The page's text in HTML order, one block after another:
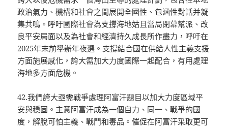
政治氣力、機構和社會之間展開全國性、包涵性對話并凝
集共鳴。呼吁國際社會為支撐海地姑且當局閉幕幫派、改
良平安局面以及為社會和經濟持久成長所作盡力，呼吁在
2025年末前舉辦年夜選。支撐結合國在供給人性主義支援
方面施展感化，誇大需加大力度國際一起配合，有用處理
海地多方面危機。
42.我們誇大亟需戰爭處理阿富汗題目以加大力度區域平
安與穩固。主意阿富汗成為一個自力、同一、戰爭的國
度，解脫可怕主義、戰鬥和毒品。催促在阿富汗采取更可